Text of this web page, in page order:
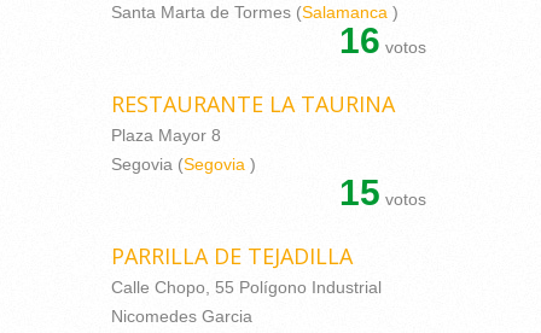
Santa Marta de Tormes (Salamanca )
16 votos
RESTAURANTE LA TAURINA
Plaza Mayor 8
Segovia (Segovia )
15 votos
PARRILLA DE TEJADILLA
Calle Chopo, 55 Polígono Industrial
Nicomedes Garcia